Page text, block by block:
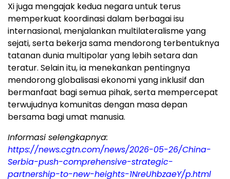
Xi juga mengajak kedua negara untuk terus
memperkuat koordinasi dalam berbagai isu
internasional, menjalankan multilateralisme yang
sejati, serta bekerja sama mendorong terbentuknya
tatanan dunia multipolar yang lebih setara dan
teratur. Selain itu, ia menekankan pentingnya
mendorong globalisasi ekonomi yang inklusif dan
bermanfaat bagi semua pihak, serta mempercepat
terwujudnya komunitas dengan masa depan
bersama bagi umat manusia.
Informasi selengkapnya:
https://news.cgtn.com/news/2026-05-26/China-
Serbia-push-comprehensive-strategic-
partnership-to-new-heights-1NreUhbzaeY/p.html